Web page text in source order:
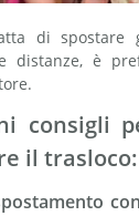
di spostare
distanze, è
consigli
il trasloco: